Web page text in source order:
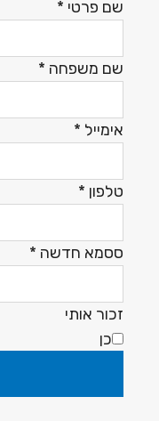
שם פרטי *
שם משפחה *
אימייל *
טלפון *
ססמא חדשה *
זכור אותי
כן